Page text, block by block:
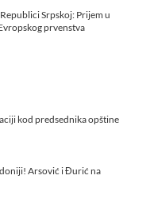
Srpskoj: Prijem u
prvenstva
kod predsednika opštine
Arsović i Đurić na